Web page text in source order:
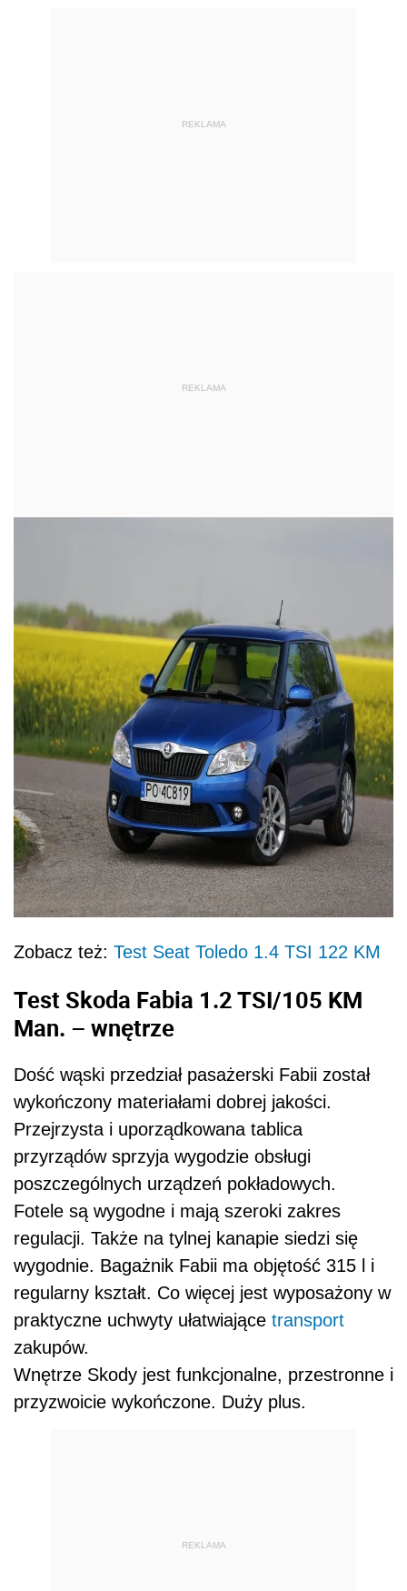
REKLAMA
REKLAMA
Zobacz też: Test Seat Toledo 1.4 TSI 122 KM
Test Skoda Fabia 1.2 TSI/105 KM
Man. – wnętrze
Dość wąski przedział pasażerski Fabii został
wykończony materiałami dobrej jakości.
Przejrzysta i uporządkowana tablica
przyrządów sprzyja wygodzie obsługi
poszczególnych urządzeń pokładowych.
Fotele są wygodne i mają szeroki zakres
regulacji. Także na tylnej kanapie siedzi się
wygodnie. Bagażnik Fabii ma objętość 315 l i
regularny kształt. Co więcej jest wyposażony w
praktyczne uchwyty ułatwiające transport
zakupów.
Wnętrze Skody jest funkcjonalne, przestronne i
przyzwoicie wykończone. Duży plus.
REKLAMA